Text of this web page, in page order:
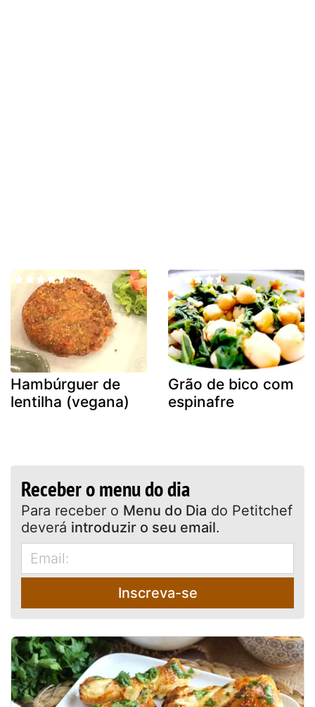
Hambúrguer de
lentilha (vegana)
Grão de bico com
espinafre
Receber o menu do dia
Para receber o Menu do Dia do Petitchef
deverá introduzir o seu email.
Inscreva-se